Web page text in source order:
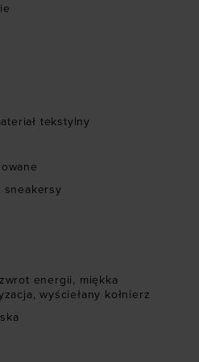
tekstylny
sneakersy
zwrot energii, miękka
, wyściełany kołnierz